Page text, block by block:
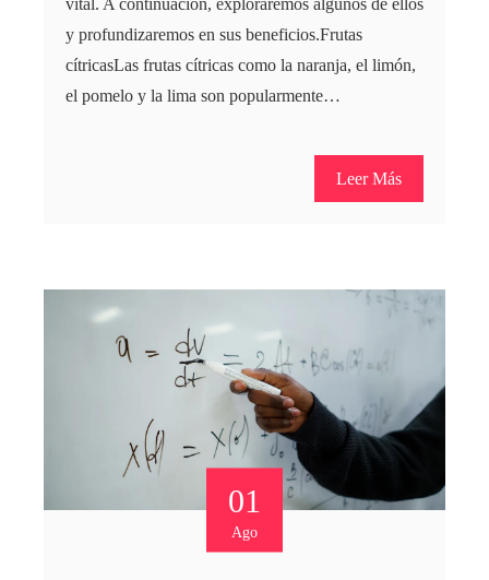
y profundizaremos en sus beneficios.Frutas
cítricasLas frutas cítricas como la naranja, el limón,
el pomelo y la lima son popularmente…
Leer Más
01
Ago